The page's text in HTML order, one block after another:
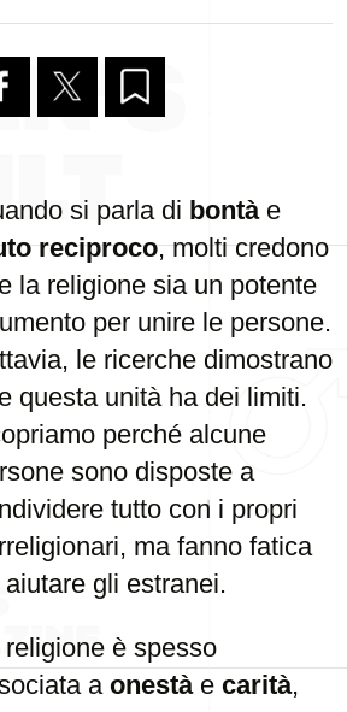
si parla di bontàe
reciproco, molti credono
la religione sia un potente
per unire le persone.
le ricerche dimostrano
questa unità ha dei limiti.
perché alcune
sono disposte a
tutto con i propri
ma fanno fatica
aiutare gli estranei.
religione è spesso
aonestàe carità,